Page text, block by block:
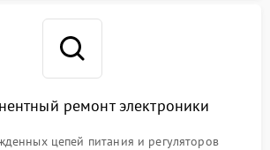
ремонт электроники
цепей питания и регуляторов